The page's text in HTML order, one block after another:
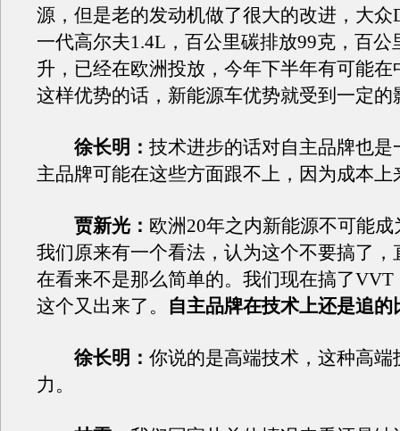
源，但是老的发动机做了很大的改进，大众
一代高尔夫1.4L，百公里碳排放99克，百公
升，已经在欧洲投放，今年下半年有可能在
这样优势的话，新能源车优势就受到一定的
徐长明： 技术进步的话对自主品牌也是
主品牌可能在这些方面跟不上，因为成本上
贾新光： 欧洲20年之内新能源不可能
我们原来有一个看法，认为这个不要搞了，
在看来不是那么简单的。我们现在搞了
这个又出来了。 自主品牌在技术上还是追的
徐长明： 你说的是高端技术，这种高端
力。